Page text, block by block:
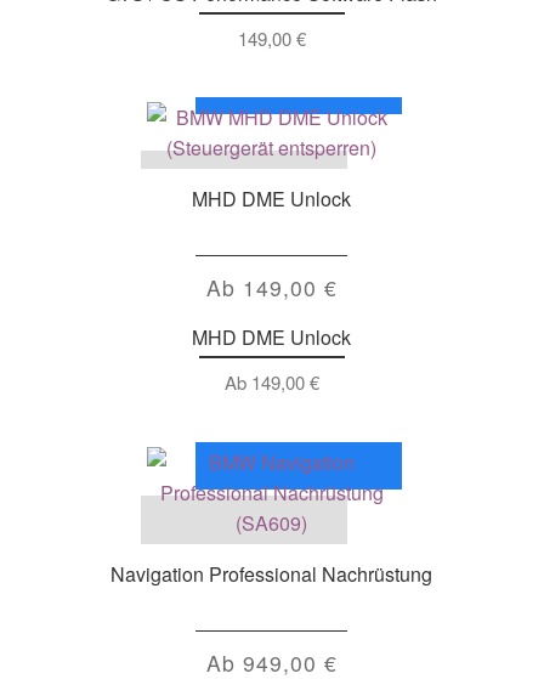
149,00€
MHD DME Unlock
Ab 149,00 €
MHD DME Unlock
Ab 149,00€
Navigation Professional Nachrüstung
Ab 949,00 €